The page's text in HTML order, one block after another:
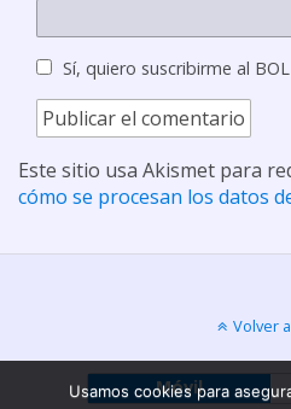
Sí, quiero suscribirme al
Este sitio usa Akismet para
cómo se procesan los datos
Volver
Móvil
Usamos cookies para